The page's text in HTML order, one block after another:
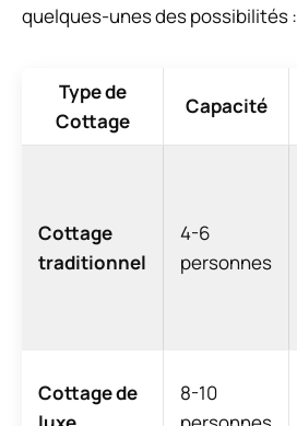
quelques-unes des possibilités :
Type de
Cottage
Capacité
Cottage
traditionnel
4-6
personnes
Cottage de
8-10